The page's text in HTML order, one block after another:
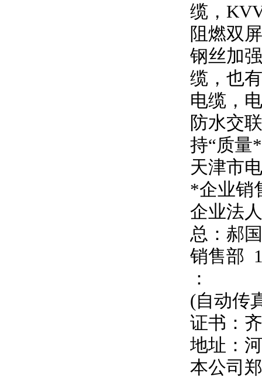
缆，
阻燃双
钢丝加
缆，也
电缆，
防水交
持“质量
天津市
*企业销
企业法
总：郝
销售部
：
(自动传
证书：
地址：
本公司